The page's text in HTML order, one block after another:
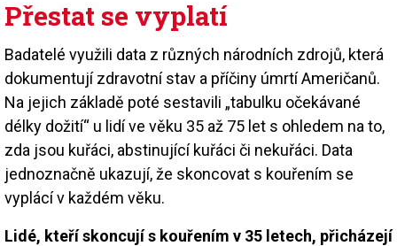
Přestat se vyplatí
Badatelé využili data z různých národních zdrojů, která
dokumentují zdravotní stav a příčiny úmrtí Američanů.
Na jejich základě poté sestavili „tabulku očekávané
délky dožití“ u lidí ve věku 35 až 75 let s ohledem na to,
zda jsou kuřáci, abstinující kuřáci či nekuřáci. Data
jednoznačně ukazují, že skoncovat s kouřením se
vyplácí v každém věku.
Lidé, kteří skoncují s kouřením v 35 letech, přicházejí